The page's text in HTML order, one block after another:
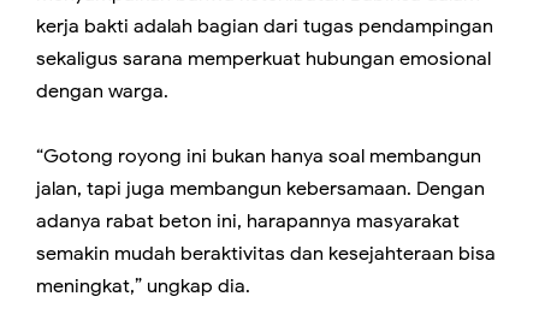
kerja bakti adalah bagian dari tugas pendampingan
sekaligus sarana memperkuat hubungan emosional
dengan warga.
“Gotong royong ini bukan hanya soal membangun
jalan, tapi juga membangun kebersamaan. Dengan
adanya rabat beton ini, harapannya masyarakat
semakin mudah beraktivitas dan kesejahteraan bisa
meningkat,” ungkap dia.